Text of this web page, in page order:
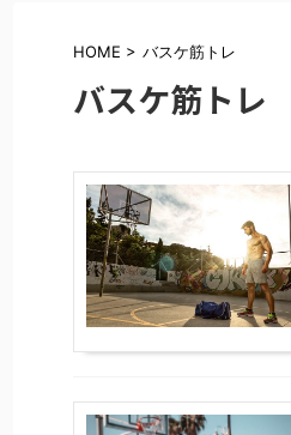
HOME > バスケ筋トレ
バスケ筋トレ